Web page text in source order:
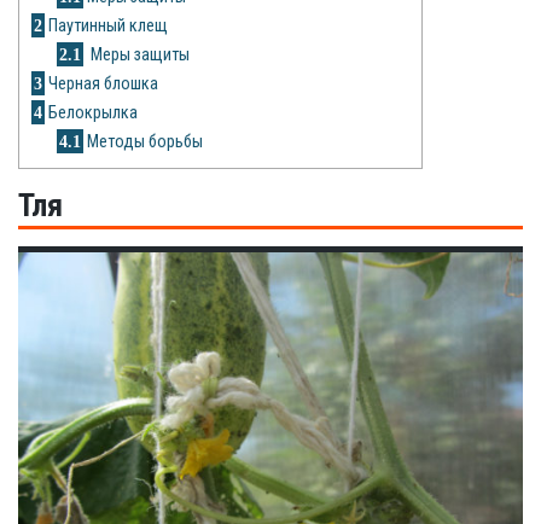
Рецепты
О сайте
2 Паутинный клещ
2.1
Меры защиты
3 Черная блошка
4 Белокрылка
4.1 Методы борьбы
Тля